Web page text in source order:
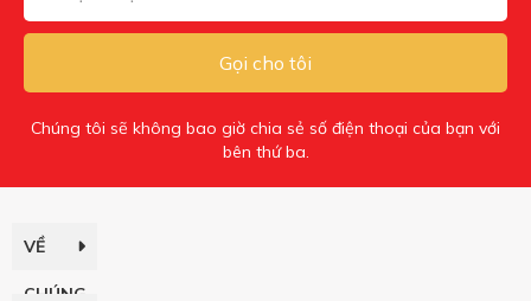
Gọi cho tôi
Chúng tôi sẽ không bao giờ chia sẻ số điện thoại của bạn với
bên thứ ba.
VỀ
CHÚNG